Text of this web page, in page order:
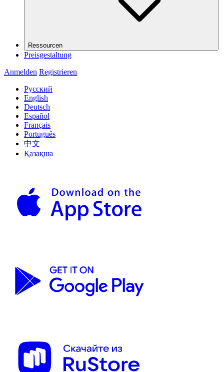
Ressourcen
Preisgestaltung
Anmelden Registrieren
Русский
English
Deutsch
Español
Français
Português
中文
Қазақша